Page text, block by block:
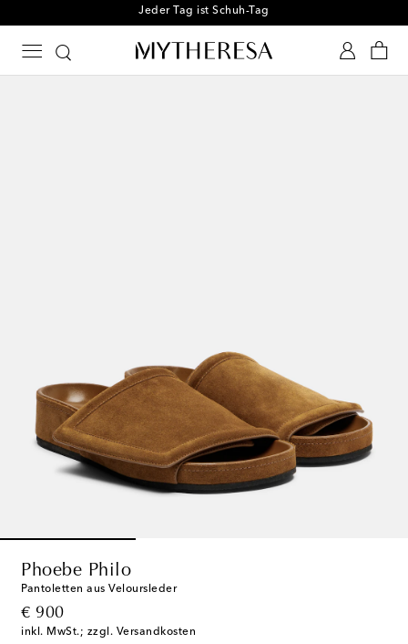
Melden Sie sich für unseren Shoe Club an
Phoebe Philo
Pantoletten aus Veloursleder
€ 900
original price
inkl. MwSt.; zzgl. Versandkosten